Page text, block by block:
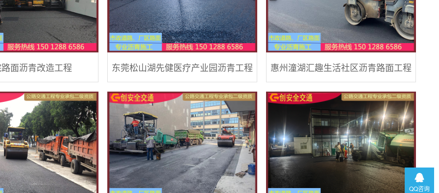
面沥青改造工程 东莞松山湖先健医疗产业园沥青工程 惠州潼湖汇趣生活社区沥青路面工程
QQ咨询